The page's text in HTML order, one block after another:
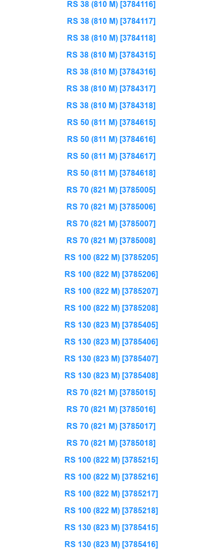
RS 38 (810 M) [3784116]
RS 38 (810 M) [3784117]
RS 38 (810 M) [3784118]
RS 38 (810 M) [3784315]
RS 38 (810 M) [3784316]
RS 38 (810 M) [3784317]
RS 38 (810 M) [3784318]
RS 50 (811 M) [3784615]
RS 50 (811 M) [3784616]
RS 50 (811 M) [3784617]
RS 50 (811 M) [3784618]
RS 70 (821 M) [3785005]
RS 70 (821 M) [3785006]
RS 70 (821 M) [3785007]
RS 70 (821 M) [3785008]
RS 100 (822 M) [3785205]
RS 100 (822 M) [3785206]
RS 100 (822 M) [3785207]
RS 100 (822 M) [3785208]
RS 130 (823 M) [3785405]
RS 130 (823 M) [3785406]
RS 130 (823 M) [3785407]
RS 130 (823 M) [3785408]
RS 70 (821 M) [3785015]
RS 70 (821 M) [3785016]
RS 70 (821 M) [3785017]
RS 70 (821 M) [3785018]
RS 100 (822 M) [3785215]
RS 100 (822 M) [3785216]
RS 100 (822 M) [3785217]
RS 100 (822 M) [3785218]
RS 130 (823 M) [3785415]
RS 130 (823 M) [3785416]